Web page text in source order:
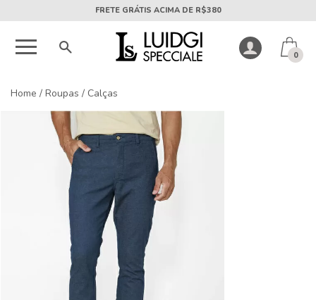
5X SEM JUROS PARCELA MÍNIMA DE R$50
0
Home / Roupas / Calças